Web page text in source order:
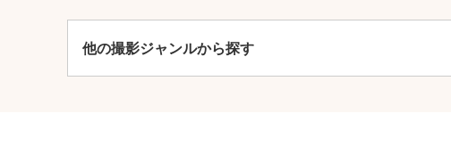
他の撮影ジャンルから探す
安心・うれしいをまるっと込めました